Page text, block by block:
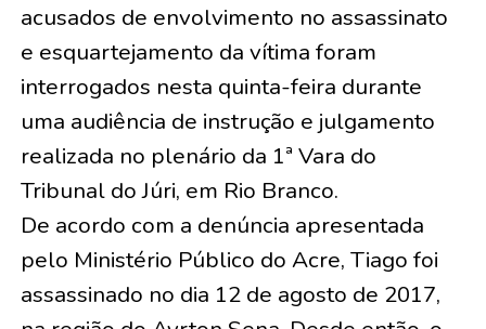
acusados de envolvimento no assassinato
e esquartejamento da vítima foram
interrogados nesta quinta-feira durante
uma audiência de instrução e julgamento
realizada no plenário da 1ª Vara do
Tribunal do Júri, em Rio Branco.
De acordo com a denúncia apresentada
pelo Ministério Público do Acre, Tiago foi
assassinado no dia 12 de agosto de 2017,